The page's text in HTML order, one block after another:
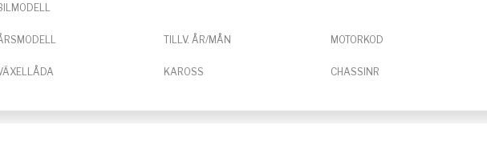
TILLV. ÅR/MÅN MOTORKOD
KAROSS CHASSINR